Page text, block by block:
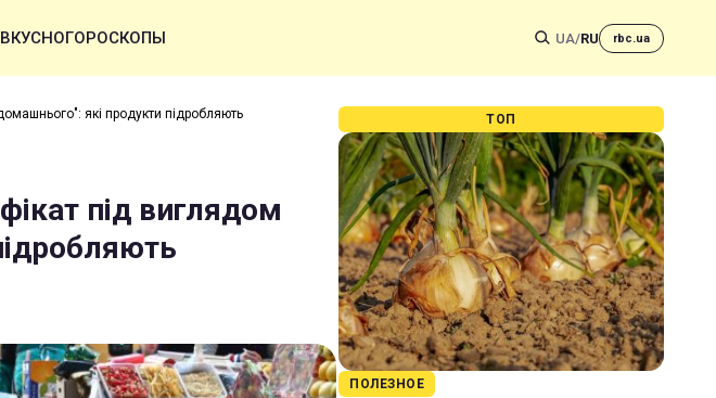
ВКУСНОГОРОСКОПЫ UA/RU rbc.ua
які продукти підробляють
під виглядом
ТОП
ПОЛЕЗНОЕ